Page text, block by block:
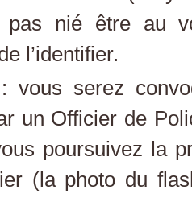
pas nié être au
l’identifier.
serez
un Officier de
poursuivez la
(la photo du